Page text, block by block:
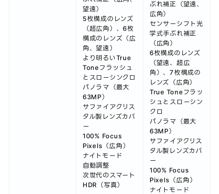
望遠）
5枚構成のレンズ
（超広角）、6枚
構成のレンズ（広
角、望遠）
より明るいTrue
Toneフラッシュ
とスローシンクロ
パノラマ（最大
63MP）
サファイアクリス
タル製レンズカバ
ー
100% Focus
Pixels（広角）
ナイトモード
自動調整
次世代のスマート
HDR（写真）
ぶれ補正（望遠、
広角）
センサーシフト光
学式手ぶれ補正
（広角）
6枚構成のレンズ
（望遠、超広
角）、7枚構成の
レンズ（広角）
True Toneフラッ
シュとスローシン
クロ
パノラマ（最大
63MP）
サファイアクリス
タル製レンズカバ
ー
100% Focus
Pixels（広角）
ナイトモード